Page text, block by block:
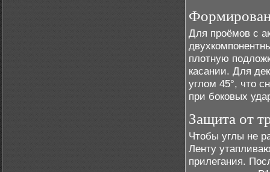
Для проёмов с
плотную
касании. Для
углом 45°, что
при боковых
Защита от
Чтобы углы не
Ленту
прилегания.